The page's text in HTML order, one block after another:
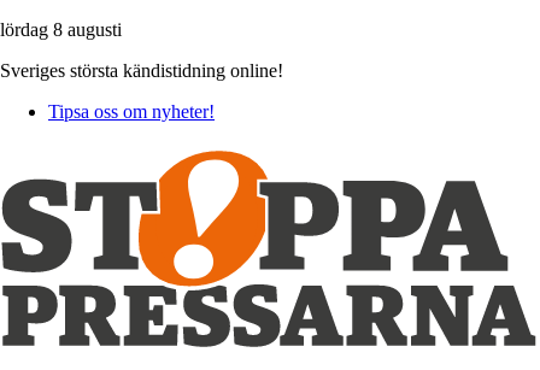
lördag 8 augusti
Sveriges största kändistidning online!
Tipsa oss om nyheter!